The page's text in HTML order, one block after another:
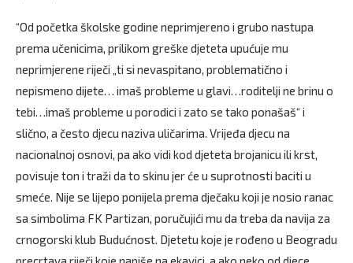
“Od početka školske godine neprimjereno i grubo nastupa
prema učenicima, prilikom greške djeteta upućuje mu
neprimjerene riječi „ti si nevaspitano, problematično i
nepismeno dijete… imaš probleme u glavi…roditelji ne brinu o
tebi…imaš probleme u porodici i zato se tako ponašaš“ i
slično, a često djecu naziva uličarima. Vrijeđa djecu na
nacionalnoj osnovi, pa ako vidi kod djeteta brojanicu ili krst,
povisuje ton i traži da to skinu jer će u suprotnosti baciti u
smeće. Nije se lijepo ponijela prema dječaku koji je nosio ranac
sa simbolima FK Partizan, poručujići mu da treba da navija za
crnogorski klub Budućnost. Djetetu koje je rođeno u Beogradu